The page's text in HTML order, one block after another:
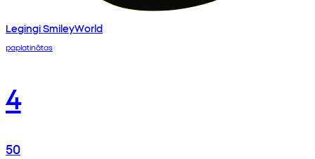
Legingi SmileyWorld
paplatinātas
4
50